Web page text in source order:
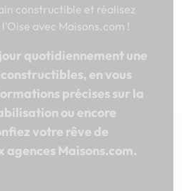
constructible et réalisez
avec Maisons.com !
quotidiennement une
en vous
précises sur la
ou encore
votre rêve de
agences Maisons.com.